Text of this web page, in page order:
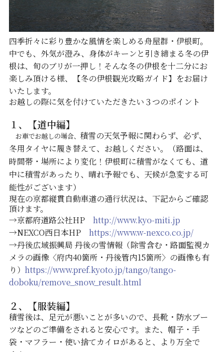
四季折々に彩り豊かな風情を楽しめる舟屋群・伊根町。
中でも、外気が澄み、身体がキーンと引き締まる冬の伊
根は、旬のブリが一押し！そんな冬の伊根を十二分にお
楽しみ頂ける様、【冬の伊根観光攻略ガイド】をお届け
いたします。
お越しの際に気を付けていただきたい３つのポイント
１、【道中編】
お車でお越しの場合、 積雪の天気予報に関わらず、必ず、
冬用タイヤに履き替えて、お越しください。（路面は、
時間帯・場所により変化！伊根町に積雪がなくても、道
中に積雪があったり、晴れ予報でも、天候が急変する可
能性がございます）
現在の京都縦貫自動車道の通行状況は、下記からご確認
頂けます。
→京都府道路公社HP http://www.kyo-miti.jp
→NEXCO西日本HP https://www.w-nexco.co.jp/
→丹後広域振興局 丹後の雪情報（除雪含む・路面監視カ
メラの画像〈府内40箇所・丹後管内15箇所〉の画像も有
り） https://www.pref.kyoto.jp/tango/tango-
doboku/remove_snow_result.html
２、【服装編】
積雪後は、足元が悪いことが多いので、長靴・防水ブー
ツなどのご準備をされると安心です。また、帽子・手
袋・マフラー・使い捨てカイロがあると、より万全で